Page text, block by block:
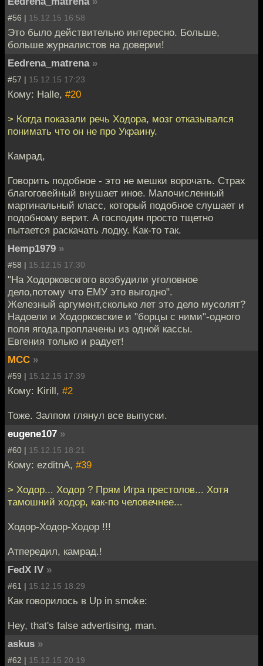
#56 | 15.12.15 16:58
Это было действительно интересно. Больше,
больше журналистов на доверии!
Eedrena_matrena »
#57 | 15.12.15 17:23
Кому: Halle, #20
> Когда показали речь Ходора, мозг отказывался
понимать что он не про Украину.
Камрад,
Говорить подобное - это не мешки ворочать. Страх
благоговейный внушает иное. Малочисленный
маргинальный класс, который подобное слушает и
подобному верит. А господин просто тщетно
пытается раскачать лодку. Как-то так.
Hemp1979 »
#58 | 15.12.15 17:30
"На Ходорковскгого возбудили уголовное
дело,потому что ЕМУ это выгодно".
Железный аргумент,сколько лет это дело мусолят?
Надоели и Ходорковские и "борцы с ними"-одного
поля ягода,проплачены из одной кассы.
Евгения только и радует!
MCC »
#59 | 15.12.15 17:39
Кому: Kirill, #2
Тоже. Залпом глянул все выпуски.
eugene107 »
#60 | 15.12.15 18:21
Кому: ezditnA, #39
> Ходор... Ходор ? Прям Игра престолов... Хотя
тамошний ходор, как-по человечнее...
Ходор-Ходор-Ходор !!!
Атпередил, камрад.!
FedX IV »
#61 | 15.12.15 18:29
Как говорилось в Up in smoke:
Hey, that's false advertising, man.
askus »
#62 | 15.12.15 20:19